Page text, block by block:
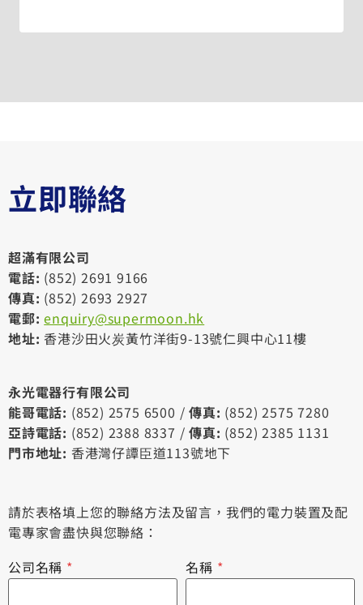
立即聯絡
超滿有限公司
電話: (852) 2691 9166
傳真: (852) 2693 2927
電郵: enquiry@supermoon.hk
地址: 香港沙田火炭黃竹洋街9-13號仁興中心11樓
永光電器行有限公司
能哥電話: (852) 2575 6500 /傳真: (852) 2575 7280
亞詩電話: (852) 2388 8337 /傳真: (852) 2385 1131
門市地址: 香港灣仔譚臣道113號地下
請於表格填上您的聯絡方法及留言，我們的電力裝置及配
電專家會盡快與您聯絡：
公司名稱 * 名稱 *